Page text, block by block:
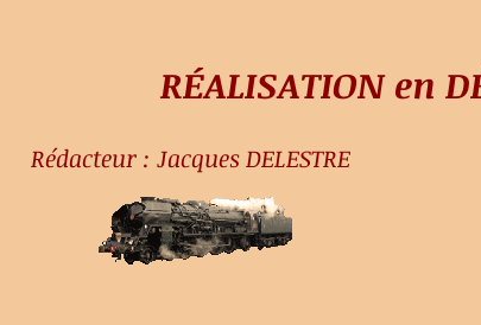
RÉALISATION​ en
Rédacteur : Jacques DELESTRE